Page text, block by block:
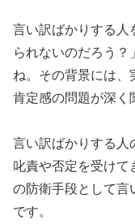
言い訳ばかりする人
られないのだろう？
ね。その背景には、
肯定感の問題が深く
言い訳ばかりする人
叱責や否定を受けて
の防衛手段として言
です。